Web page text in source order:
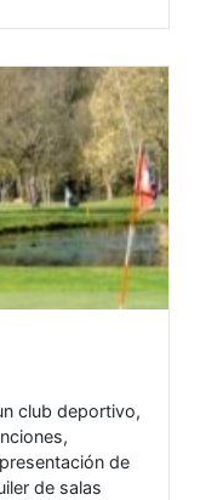
club deportivo,
de
de salas